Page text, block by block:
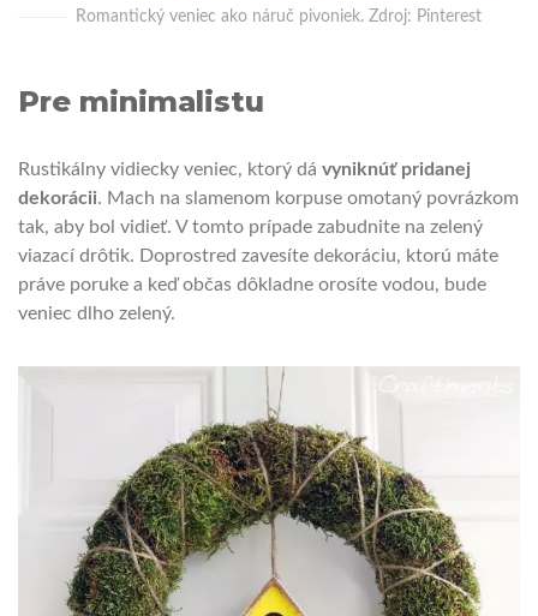
Romantický veniec ako náruč pivoniek. Zdroj: Pinterest
Pre minimalistu
Rustikálny vidiecky veniec, ktorý dá vyniknúť pridanej
dekorácii. Mach na slamenom korpuse omotaný povrázkom
tak, aby bol vidieť. V tomto prípade zabudnite na zelený
viazací drôtik. Doprostred zavesíte dekoráciu, ktorú máte
práve poruke a keď občas dôkladne orosíte vodou, bude
veniec dlho zelený.